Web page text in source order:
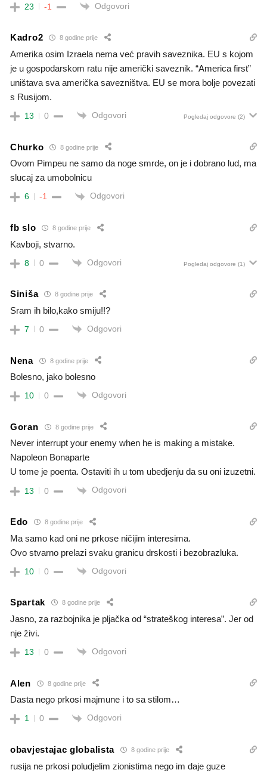
23 -1 Odgovori
Kadro2 8 godine prije
Amerika osim Izraela nema već pravih saveznika. EU s kojom
je u gospodarskom ratu nije američki saveznik. “America first”
uništava sva američka savezništva. EU se mora bolje povezati
s Rusijom.
13 0 Odgovori Pogledaj odgovore (2)
Churko 8 godine prije
Ovom Pimpeu ne samo da noge smrde, on je i dobrano lud, ma
slucaj za umobolnicu
6 -1 Odgovori
fb slo 8 godine prije
Kavboji, stvarno.
8 0 Odgovori Pogledaj odgovore (1)
Siniša 8 godine prije
Sram ih bilo,kako smiju!!?
7 0 Odgovori
Nena 8 godine prije
Bolesno, jako bolesno
10 0 Odgovori
Goran 8 godine prije
Never interrupt your enemy when he is making a mistake.
Napoleon Bonaparte
U tome je poenta. Ostaviti ih u tom ubedjenju da su oni izuzetni.
13 0 Odgovori
Edo 8 godine prije
Ma samo kad oni ne prkose ničijim interesima.
Ovo stvarno prelazi svaku granicu drskosti i bezobrazluka.
10 0 Odgovori
Spartak 8 godine prije
Jasno, za razbojnika je pljačka od “strateškog interesa”. Jer od
nje živi.
13 0 Odgovori
Alen 8 godine prije
Dasta nego prkosi majmune i to sa stilom…
1 0 Odgovori
obavjestajac globalista 8 godine prije
rusija ne prkosi poludjelim zionistima nego im daje guze